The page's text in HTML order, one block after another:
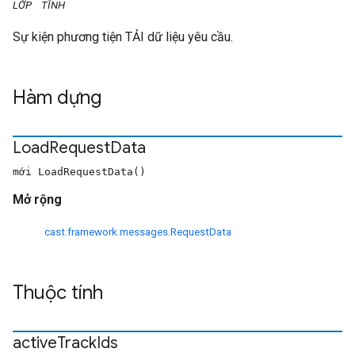
LỚP TĨNH
Sự kiện phương tiện TẢI dữ liệu yêu cầu.
Hàm dựng
LoadRequestData
mới LoadRequestData()
Mở rộng
cast.framework.messages.RequestData
Thuộc tính
activeTrackIds